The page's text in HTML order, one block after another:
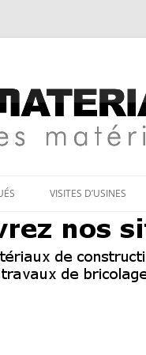
bricolage
VISITES D’USINES